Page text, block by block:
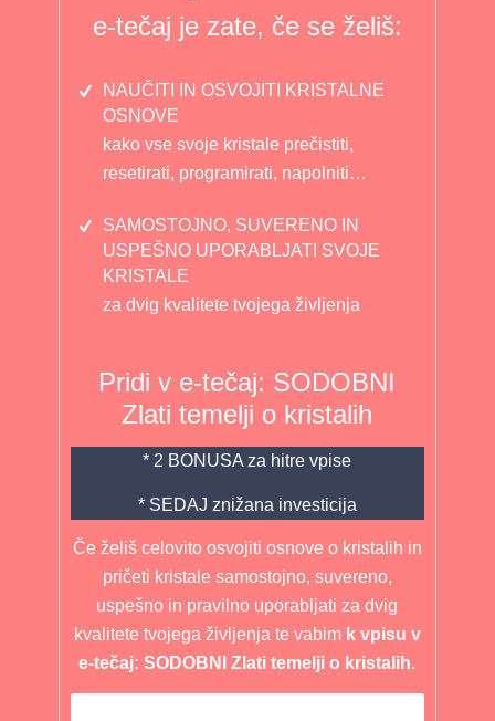
e-tečaj je zate, če se želiš:
NAUČITI IN OSVOJITI KRISTALNE
OSNOVE
kako vse svoje kristale prečistiti,
resetirati, programirati, napolniti…
SAMOSTOJNO, SUVERENO IN
USPEŠNO UPORABLJATI SVOJE
KRISTALE
za dvig kvalitete tvojega življenja
Pridi v e-tečaj: SODOBNI
Zlati temelji o kristalih
* 2 BONUSA za hitre vpise
* SEDAJ znižana investicija
Če želiš celovito osvojiti osnove o kristalih in
pričeti kristale samostojno, suvereno,
uspešno in pravilno uporabljati za dvig
kvalitete tvojega življenja te vabim k vpisu v
e-tečaj: SODOBNI Zlati temelji o kristalih.